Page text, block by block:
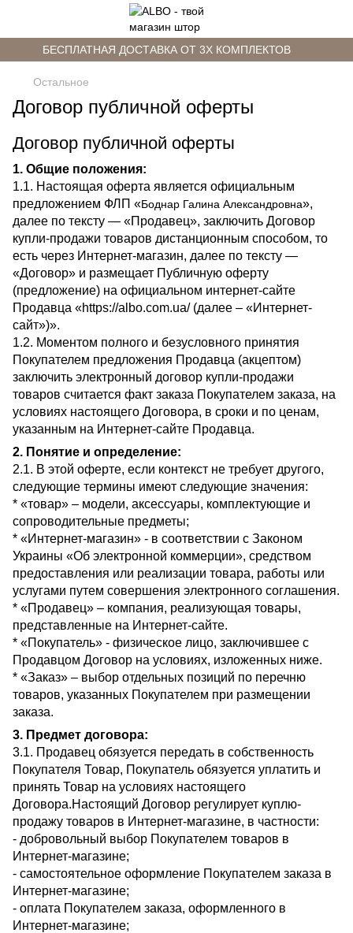
БЕСПЛАТНАЯ ДОСТАВКА ОТ 3Х КОМПЛЕКТОВ
Остальное
Договор публичной оферты
Договор публичной оферты
1. Общие положения:
1.1. Настоящая оферта является официальным
предложением ФЛП «Боднар Галина Александровна»,
далее по тексту — «Продавец», заключить Договор
купли-продажи товаров дистанционным способом, то
есть через Интернет-магазин, далее по тексту —
«Договор» и размещает Публичную оферту
(предложение) на официальном интернет-сайте
Продавца «https://albo.com.ua/ (далее – «Интернет-
сайт»)».
1.2. Моментом полного и безусловного принятия
Покупателем предложения Продавца (акцептом)
заключить электронный договор купли-продажи
товаров считается факт заказа Покупателем заказа, на
условиях настоящего Договора, в сроки и по ценам,
указанным на Интернет-сайте Продавца.
2. Понятие и определение:
2.1. В этой оферте, если контекст не требует другого,
следующие термины имеют следующие значения:
* «товар» – модели, аксессуары, комплектующие и
сопроводительные предметы;
* «Интернет-магазин» - в соответствии с Законом
Украины «Об электронной коммерции», средством
предоставления или реализации товара, работы или
услугами путем совершения электронного соглашения.
* «Продавец» – компания, реализующая товары,
представленные на Интернет-сайте.
* «Покупатель» - физическое лицо, заключившее с
Продавцом Договор на условиях, изложенных ниже.
* «Заказ» – выбор отдельных позиций по перечню
товаров, указанных Покупателем при размещении
заказа.
3. Предмет договора:
3.1. Продавец обязуется передать в собственность
Покупателя Товар, Покупатель обязуется уплатить и
принять Товар на условиях настоящего
Договора.Настоящий Договор регулирует куплю-
продажу товаров в Интернет-магазине, в частности:
- добровольный выбор Покупателем товаров в
Интернет-магазине;
- самостоятельное оформление Покупателем заказа в
Интернет-магазине;
- оплата Покупателем заказа, оформленного в
Интернет-магазине;